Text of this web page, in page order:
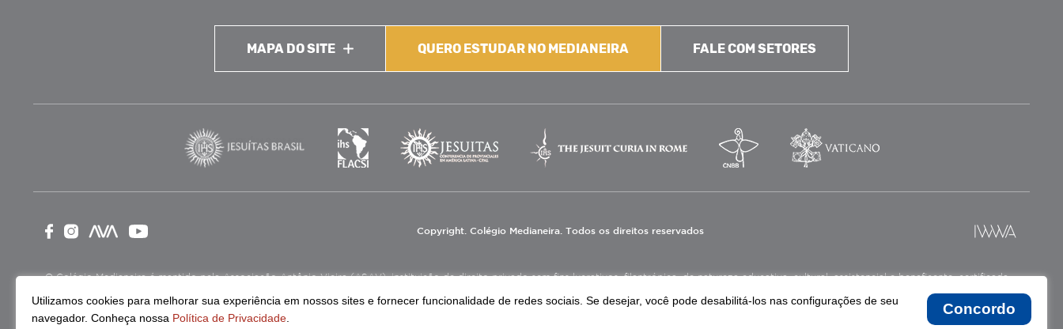
MAPA DO SITE QUERO ESTUDAR NO MEDIANEIRA FALE COM SETORES
Copyright. Colégio Medianeira. Todos os direitos reservados
O Colégio Medianeira é mantido pela Associação Antônio Vieira (ASAV), instituição de direito privado sem fins lucrativos, filantrópica, de natureza educativa, cultural, assistencial e beneficente, certificada
Continue lendo
Utilizamos cookies para melhorar sua experiência em nossos sites e fornecer funcionalidade de redes sociais. Se desejar, você pode desabilitá-los nas configurações de seu
navegador. Conheça nossa Política de Privacidade
Concordo